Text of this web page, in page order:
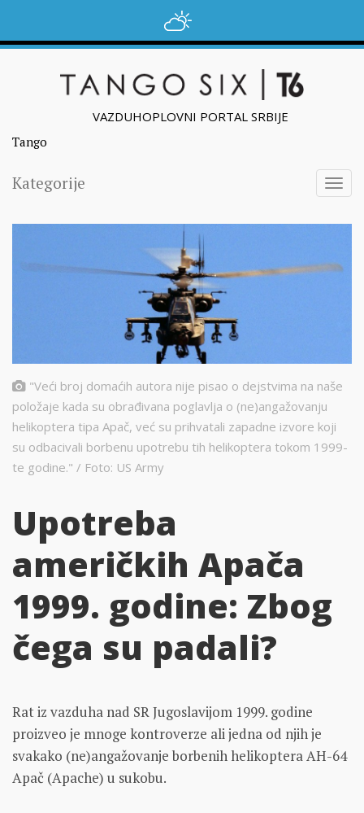
VAZDUHOPLOVNI PORTAL SRBIJE
Tango
Kategorije
"Veći broj domaćih autora nije pisao o dejstvima na naše
položaje kada su obrađivana poglavlja o (ne)angažovanju
helikoptera tipa Apač, već su prihvatali zapadne izvore koji
su odbacivali borbenu upotrebu tih helikoptera tokom 1999-
te godine." / Foto: US Army
Upotreba
američkih Apača
1999. godine: Zbog
čega su padali?
Rat iz vazduha nad SR Jugoslavijom 1999. godine
proizveo je mnoge kontroverze ali jedna od njih je
svakako (ne)angažovanje borbenih helikoptera AH-64
Apač (Apache) u sukobu.